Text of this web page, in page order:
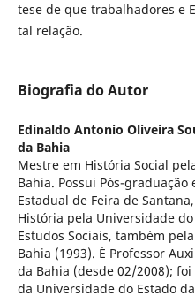
tese de que trabalhadores e
tal relação.
Biografia do Autor
Edinaldo Antonio Oliveira
da Bahia
Mestre em História Social
Bahia. Possui Pós-
Estadual de Feira de
História pela Universidade
Estudos Sociais, também
Bahia (1993). É Professor
da Bahia (desde 02/2008);
da Universidade do Estado